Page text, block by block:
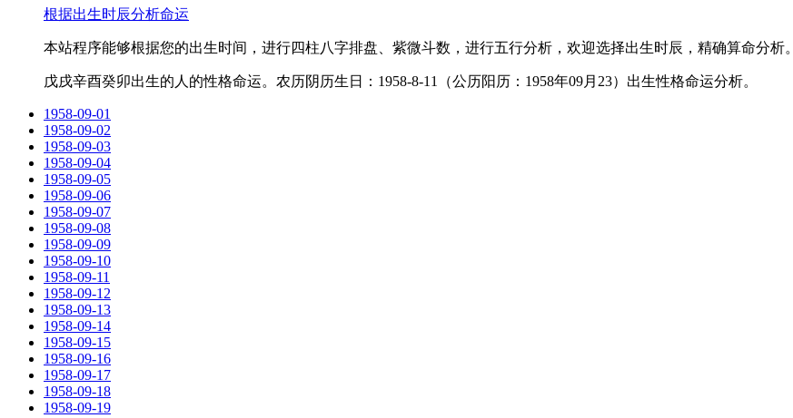
根据出生时辰分析命运
本站程序能够根据您的出生时间，进行四柱八字排盘、紫微斗数，进行五行分析，欢迎选择出生时辰，精确算命分析。
戊戌辛酉癸卯出生的人的性格命运。农历阴历生日：1958-8-11（公历阳历：1958年09月23）出生性格命运分析。
1958-09-01
1958-09-02
1958-09-03
1958-09-04
1958-09-05
1958-09-06
1958-09-07
1958-09-08
1958-09-09
1958-09-10
1958-09-11
1958-09-12
1958-09-13
1958-09-14
1958-09-15
1958-09-16
1958-09-17
1958-09-18
1958-09-19